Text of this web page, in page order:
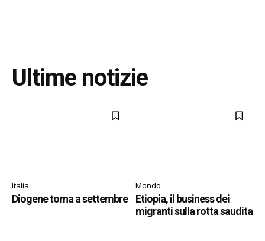
Ultime notizie
Italia
Diogene torna a settembre
Mondo
Etiopia, il business dei
migranti sulla rotta saudita